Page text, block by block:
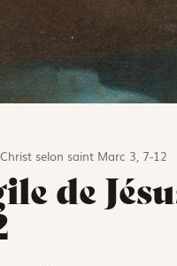
selon saint Marc 3, 7-12
de